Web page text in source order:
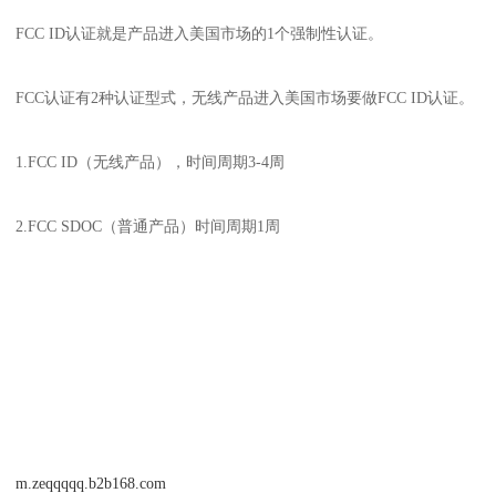
FCC ID认证就是产品进入美国市场的1个强制性认证。
FCC认证有2种认证型式，无线产品进入美国市场要做FCC ID认证。
1.FCC ID（无线产品），时间周期3-4周
2.FCC SDOC（普通产品）时间周期1周
m.zeqqqqq.b2b168.com